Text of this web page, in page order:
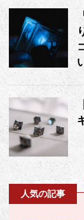
人気の記事